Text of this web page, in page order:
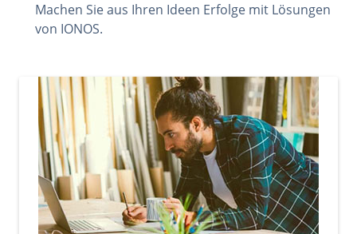
Machen Sie aus Ihren Ideen Erfolge mit Lösungen
von IONOS.